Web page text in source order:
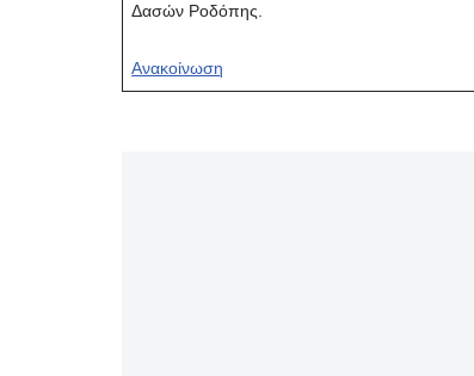
Δασών Ροδόπης.
Ανακοίνωση